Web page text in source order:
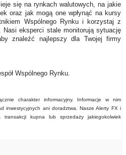
się na rynkach walutowych, na jakie
oraz jak mogą one wpłynąć na kursy
Wspólnego Rynku i korzystaj z
Nasi eksperci stale monitorują sytuację
znaleźć najlepszy dla Twojej firmy
Wspólnego Rynku.
charakter informacyjny. Informacje w nim
inwestycyjnych ani doradztwa. Nasze Alerty FX i
kupna lub sprzedaży jakiegokolwiek